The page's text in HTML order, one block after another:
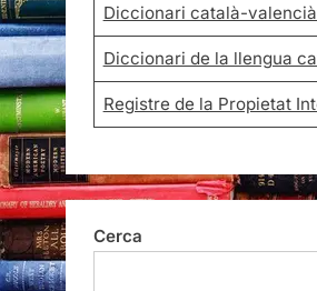
Diccionari català-
Diccionari de la llengua
Registre de la Propietat
Cerca